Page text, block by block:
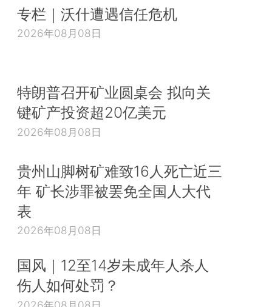
专栏｜沃什遭遇信任危机
2026年08月08日
特朗普召开矿业圆桌会 拟向关
键矿产投资超20亿美元
2026年08月08日
贵州山脚树矿难致16人死亡近三
年 矿长涉罪被罢免全国人大代
表
2026年08月08日
国风｜12至14岁未成年人杀人
伤人如何处罚？